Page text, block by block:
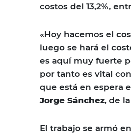
costos del 13,2%,
«Hoy hacemos el
luego se hará el
es aquí muy fuerte
por tanto es vital
que está en espera
Jorge Sánchez, de
El trabajo se armó